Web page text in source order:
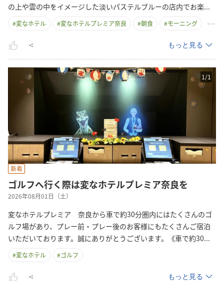
の上や雲の中をイメージした淡いパステルブルーの店内でお楽...
#変なホテル #変なホテルプレミア奈良 #朝食 #モーニング
もっと見る
1/1
新着
ゴルフへ行く際は変なホテルプレミア奈良を
2026年08月01日（土）
変なホテルプレミア 奈良から車で約30分圏内にはたくさんのゴ
ルフ場があり、プレー前・プレー後のお客様にもたくさんご宿泊
いただいております。誠にありがとうございます。《車で約30...
#変なホテル #ゴルフ
もっと見る